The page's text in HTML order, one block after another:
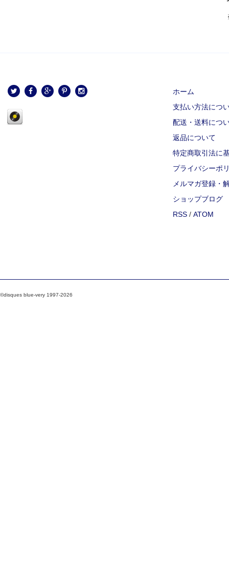
ホーム
支払い方法につ
配送・送料につ
返品について
特定商取引法に
プライバシーポ
メルマガ登録・
ショップブログ
RSS / ATOM
©disques blue-very 1997-2026